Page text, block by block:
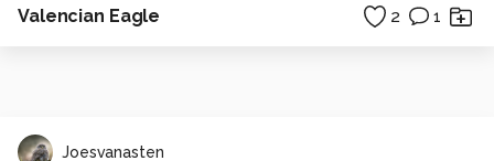
Valencian Eagle 2 1
Joesvanasten